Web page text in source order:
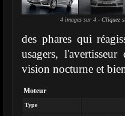
4 images sur 4 - Cliquez
des phares qui
usagers,
vision nocturne et
Moteur
Type